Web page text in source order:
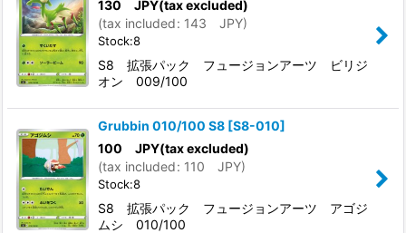
130 JPY(tax excluded)
(tax included: 143 JPY)
Stock:8
S8 拡張パック フュージョンアーツ ビリジ
オン 009/100
Grubbin 010/100 S8 [S8-010]
100 JPY(tax excluded)
(tax included: 110 JPY)
Stock:8
S8 拡張パック フュージョンアーツ アゴジ
ムシ 010/100